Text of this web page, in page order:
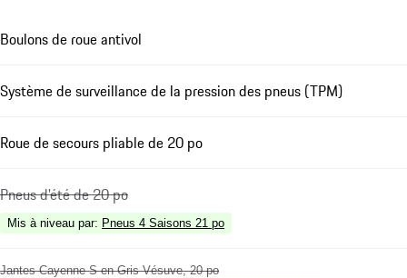
Boulons de roue antivol
Système de surveillance de la pression des pneus (TPM)
Roue de secours pliable de 20 po
Pneus d'été de 20 po
Mis à niveau par: Pneus 4 Saisons 21 po
Jantes Cayenne S en Gris Vésuve, 20 po